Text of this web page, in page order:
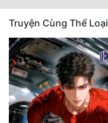
Truyện Cùng Thể Loại